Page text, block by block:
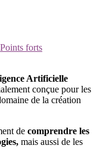
Points forts
Artificielle
conçue pour les
de la création
de comprendre les
mais aussi de les